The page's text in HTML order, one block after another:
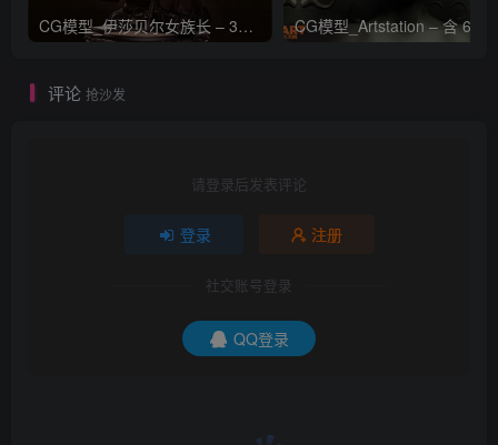
CG模型_伊莎贝尔女族长 – 3D 模型_CGART_模型下载
评论 抢沙发
请登录后发表评论
登录 注册
社交账号登录
QQ登录